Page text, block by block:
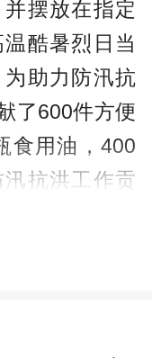
摆放在指定
酷暑烈日当
助力防汛抗
了600件方便
食用油，400
抗洪工作贡